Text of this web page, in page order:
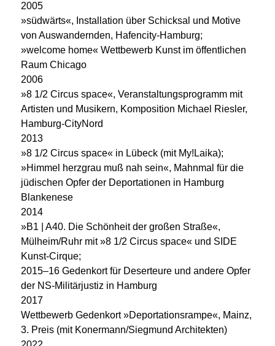
2005
»südwärts«, Installation über Schicksal und Motive
von Auswandernden, Hafencity-Hamburg;
»welcome home« Wettbewerb Kunst im öffentlichen
Raum Chicago
2006
»8 1/2 Circus space«, Veranstaltungsprogramm mit
Artisten und Musikern, Komposition Michael Riesler,
Hamburg-CityNord
2013
»8 1/2 Circus space« in Lübeck (mit My!Laika);
»Himmel herzgrau muß nah sein«, Mahnmal für die
jüdischen Opfer der Deportationen in Hamburg
Blankenese
2014
»B1 | A40. Die Schönheit der großen Straße«,
Mülheim/Ruhr mit »8 1/2 Circus space« und SIDE
Kunst-Cirque;
2015–16 Gedenkort für Deserteure und andere Opfer
der NS-Militärjustiz in Hamburg
2017
Wettbewerb Gedenkort »Deportationsrampe«, Mainz,
3. Preis (mit Konermann/Siegmund Architekten)